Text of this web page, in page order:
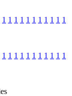
1 1 1 1 1 1 1 1 1 1 1
1 1 1 1 1 1 1 1 1 1 1